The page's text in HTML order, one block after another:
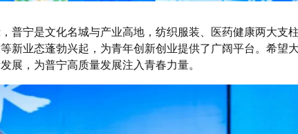
普宁是文化名城与产业高地，纺织服装、医药健康两大支
新业态蓬勃兴起，为青年创新创业提供了广阔平台。希望
展，为普宁高质量发展注入青春力量。